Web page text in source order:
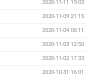
2020-11-11 19:03
2020-11-09 21:15
2020-11-04 00:11
2020-11-03 12:50
2020-11-02 17:33
2020-10-31 16:01